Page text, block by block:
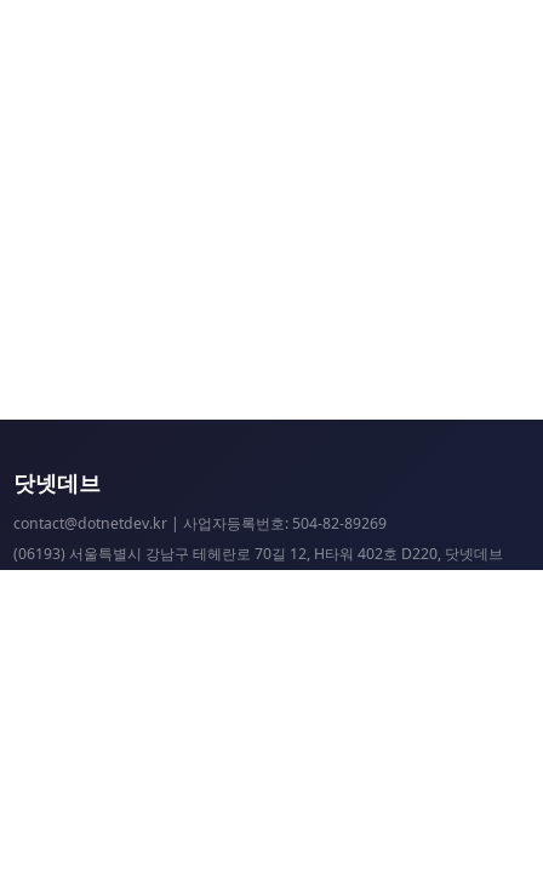
닷넷데브
contact@dotnetdev.kr| 사업자등록번호: 504-82-89269
(06193) 서울특별시 강남구 테헤란로 70길 12, H타워 402호 D220, 닷넷데브